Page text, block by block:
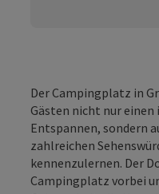
Der Campingplatz in
Gästen nicht nur
Entspannen, sondern
zahlreichen
kennenzulernen. Der
Campingplatz vorbei